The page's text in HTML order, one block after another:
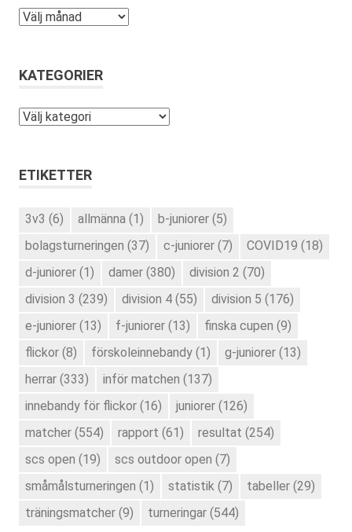
Arkiv
KATEGORIER
Kategorier
ETIKETTER
3v3 (6) allmänna (1) b-juniorer (5)
bolagsturneringen (37) c-juniorer (7) COVID19 (18)
d-juniorer (1) damer (380) division 2 (70)
division 3 (239) division 4 (55) division 5 (176)
e-juniorer (13) f-juniorer (13) finska cupen (9)
flickor (8) förskoleinnebandy (1) g-juniorer (13)
herrar (333) inför matchen (137)
innebandy för flickor (16) juniorer (126)
matcher (554) rapport (61) resultat (254)
scs open (19) scs outdoor open (7)
småmålsturneringen (1) statistik (7) tabeller (29)
träningsmatcher (9) turneringar (544)